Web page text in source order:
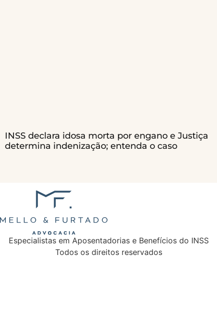
INSS declara idosa morta por engano e Justiça
determina indenização; entenda o caso
Especialistas em Aposentadorias e Benefícios do INSS
Todos os direitos reservados